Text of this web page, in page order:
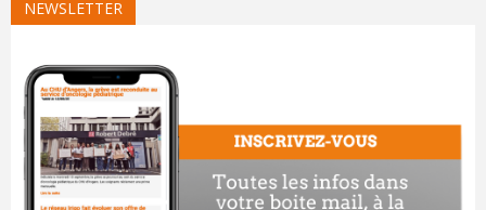
NEWSLETTER